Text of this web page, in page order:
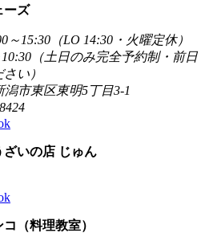
ーズ
～15:30（LO 14:30・火曜定休）
（土日のみ完全予約制・前日
い）
潟市東区東明5丁目3-1
いの店 じゅん
（料理教室）